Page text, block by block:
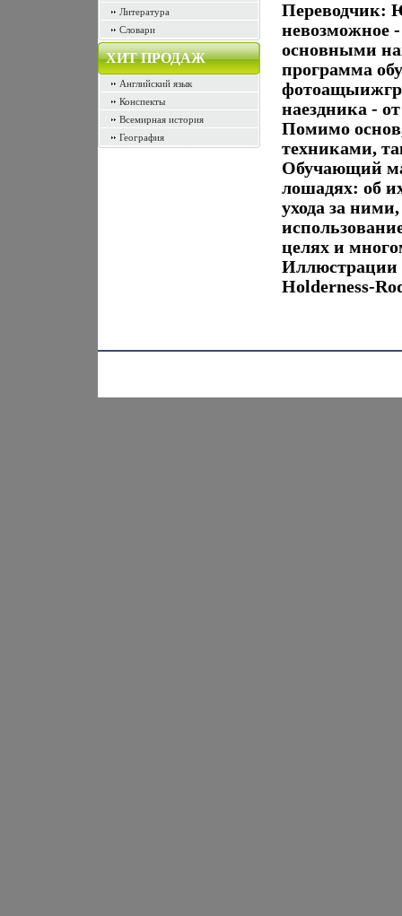
Литература
Словари
ХИТ ПРОДАЖ
Английский язык
Конспекты
Всемирная история
География
Переводчик:
невозможное
основными
программа
наездника -
Помимо
техниками,
Обучающий
лошадях: об
ухода за
целях и
Иллюстрации
Holderness-